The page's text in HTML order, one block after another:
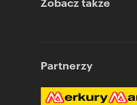
Partnerzy